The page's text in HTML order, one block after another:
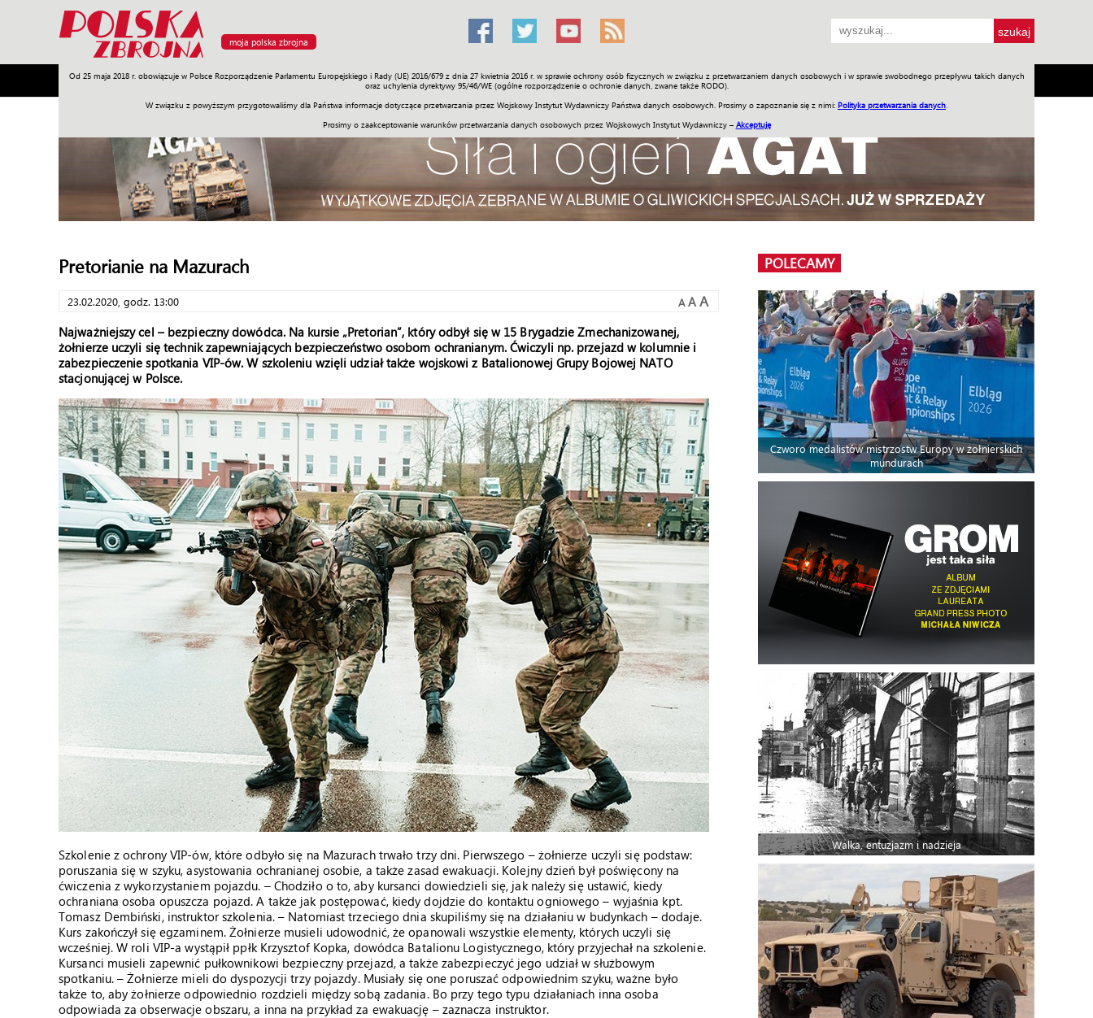
moja polska zbrojna
Od 25 maja 2018 r. obowiązuje w Polsce Rozporządzenie Parlamentu Europejskiego i Rady (UE) 2016/679 z dnia 27 kwietnia 2016 r. w sprawie ochrony osób fizycznych w związku z przetwarzaniem danych osobowych i w sprawie swobodnego przepływu takich danych
oraz uchylenia dyrektywy 95/46/WE (ogólne rozporządzenie o ochronie danych, zwane także RODO).
W związku z powyższym przygotowaliśmy dla Państwa informacje dotyczące przetwarzania przez Wojskowy Instytut Wydawniczy Państwa danych osobowych. Prosimy o zapoznanie się z nimi: Polityka przetwarzania danych
Prosimy o zaakceptowanie warunków przetwarzania danych osobowych przez Wojskowych Instytut Wydawniczy – Akceptuję
Armia Poligon Sprzęt Misje Polityka Prawo Świat Społeczność Sport Historia Galerie Wideo ENGLISH SKLEP Jednodniówki Praca w WIW
Pretorianie na Mazurach
23.02.2020, godz. 13:00 A A A
Najważniejszy cel – bezpieczny dowódca. Na kursie „Pretorian”, który odbył się w 15 Brygadzie Zmechanizowanej,
żołnierze uczyli się technik zapewniających bezpieczeństwo osobom ochranianym. Ćwiczyli np. przejazd w kolumnie i
zabezpieczenie spotkania VIP-ów. W szkoleniu wzięli udział także wojskowi z Batalionowej Grupy Bojowej NATO
stacjonującej w Polsce.
Szkolenie z ochrony VIP-ów, które odbyło się na Mazurach trwało trzy dni. Pierwszego – żołnierze uczyli się podstaw:
poruszania się w szyku, asystowania ochranianej osobie, a także zasad ewakuacji. Kolejny dzień był poświęcony na
ćwiczenia z wykorzystaniem pojazdu. – Chodziło o to, aby kursanci dowiedzieli się, jak należy się ustawić, kiedy
ochraniana osoba opuszcza pojazd. A także jak postępować, kiedy dojdzie do kontaktu ogniowego – wyjaśnia kpt.
Tomasz Dembiński, instruktor szkolenia. – Natomiast trzeciego dnia skupiliśmy się na działaniu w budynkach – dodaje.
Kurs zakończył się egzaminem. Żołnierze musieli udowodnić, że opanowali wszystkie elementy, których uczyli się
wcześniej. W roli VIP-a wystąpił ppłk Krzysztof Kopka, dowódca Batalionu Logistycznego, który przyjechał na szkolenie.
Kursanci musieli zapewnić pułkownikowi bezpieczny przejazd, a także zabezpieczyć jego udział w służbowym
spotkaniu. – Żołnierze mieli do dyspozycji trzy pojazdy. Musiały się one poruszać odpowiednim szyku, ważne było
także to, aby żołnierze odpowiednio rozdzieli między sobą zadania. Bo przy tego typu działaniach inna osoba
odpowiada za obserwacje obszaru, a inna na przykład za ewakuację – zaznacza instruktor.
POLECAMY
Czworo medalistów mistrzostw Europy w żołnierskich
mundurach
Walka, entuzjazm i nadzieja